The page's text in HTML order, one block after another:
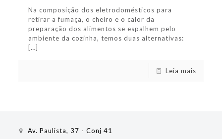
Na composição dos eletrodomésticos para
retirar a fumaça, o cheiro e o calor da
preparação dos alimentos se espalhem pelo
ambiente da cozinha, temos duas alternativas:
[…]
Leia mais
Av. Paulista, 37 - Conj 41